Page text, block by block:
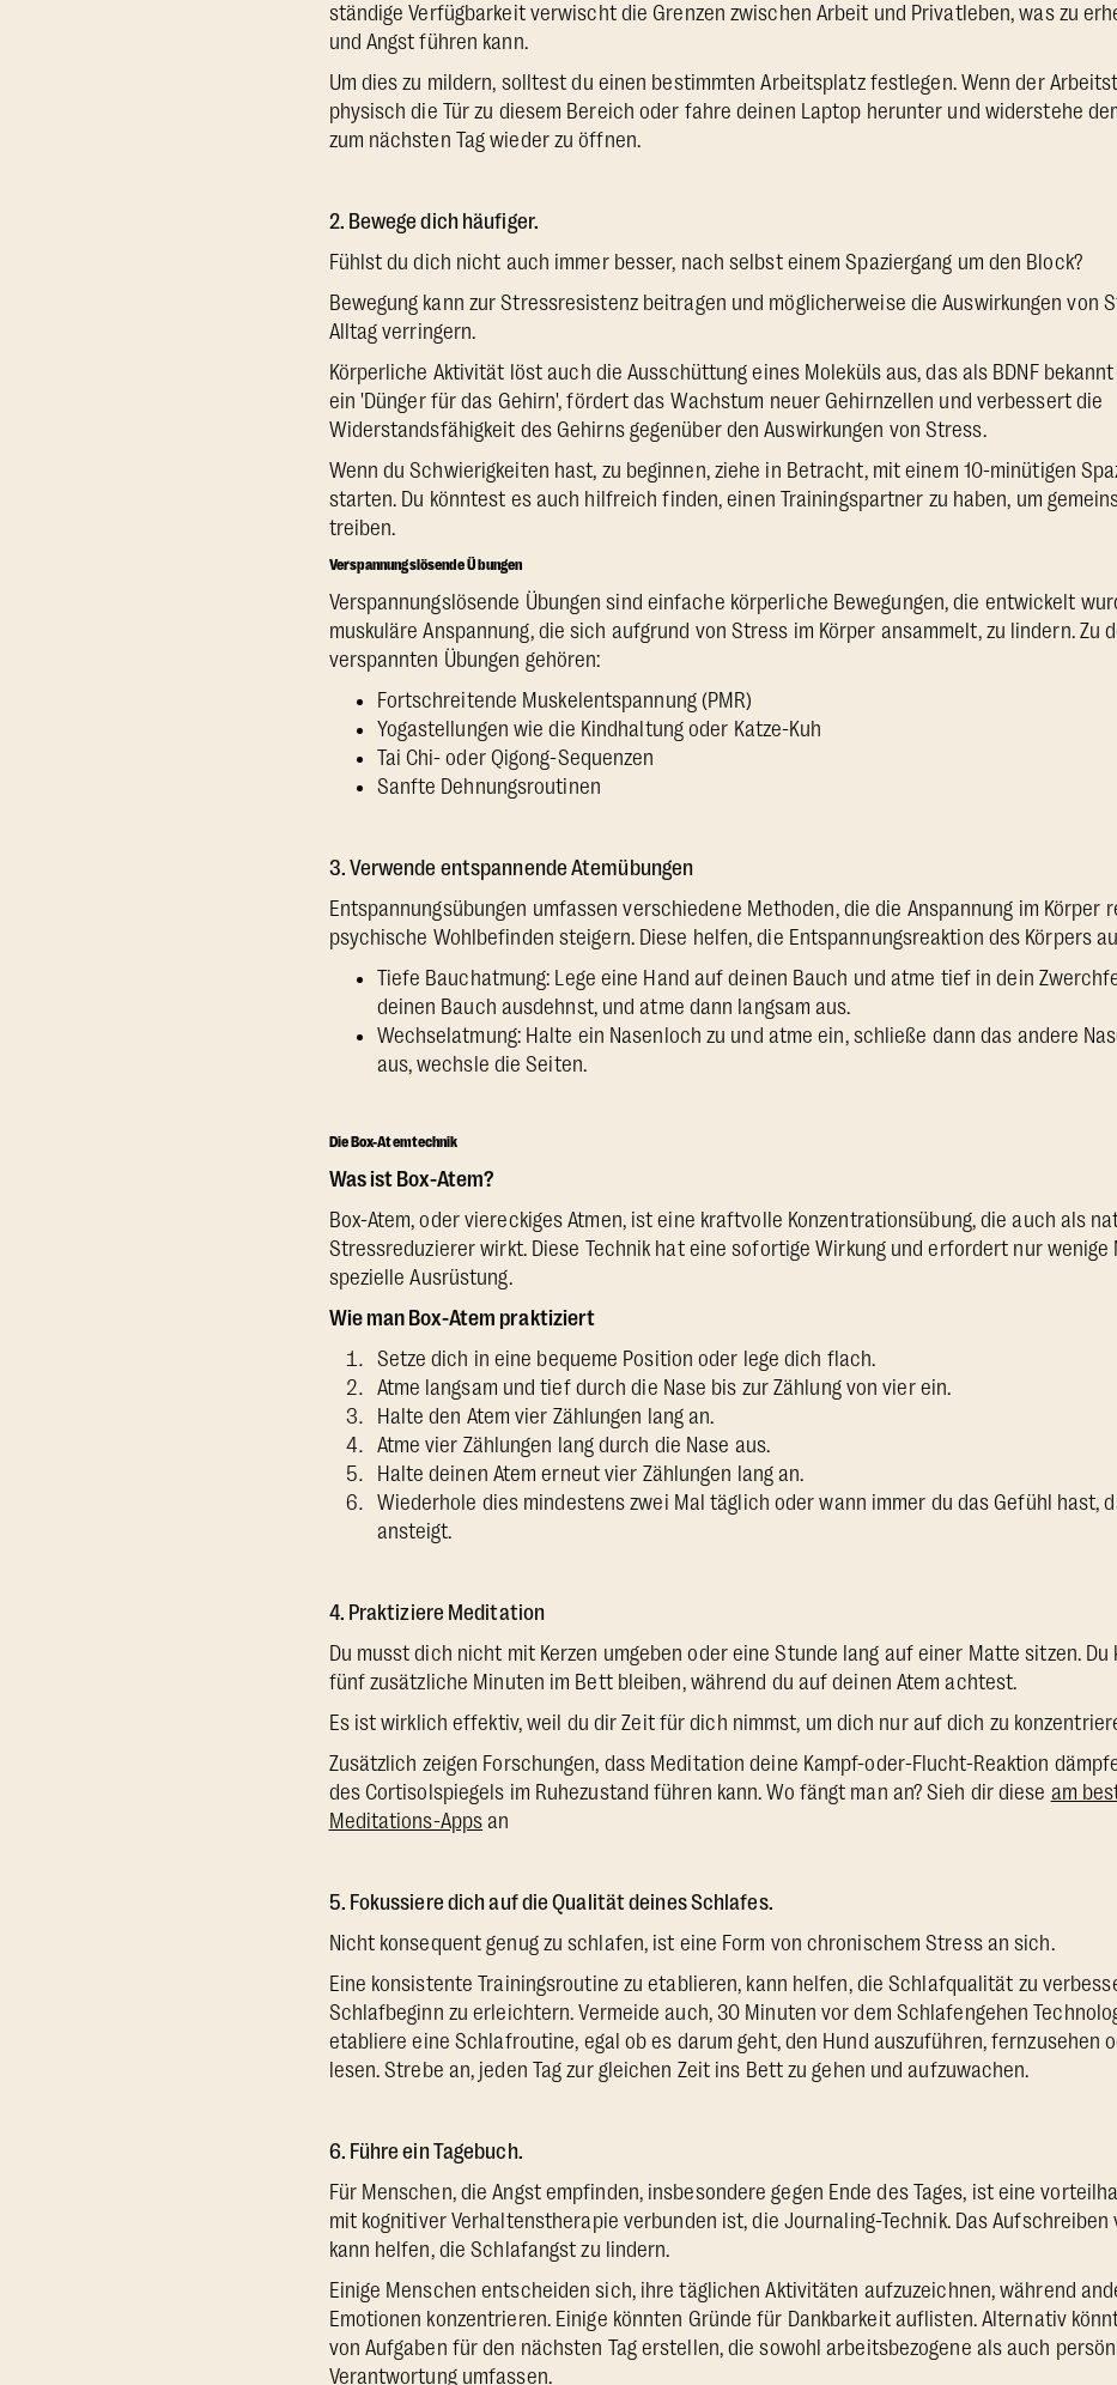
ständige Verfügbarkeit verwischt die Grenzen zwischen Arbeit und Privatleben, was zu
und Angst führen kann.
Um dies zu mildern, solltest du einen bestimmten Arbeitsplatz festlegen. Wenn der
physisch die Tür zu diesem Bereich oder fahre deinen Laptop herunter und widerstehe
zum nächsten Tag wieder zu öffnen.
2. Bewege dich häufiger.
Fühlst du dich nicht auch immer besser, nach selbst einem Spaziergang um den Block?
Bewegung kann zur Stressresistenz beitragen und möglicherweise die Auswirkungen von
Alltag verringern.
Körperliche Aktivität löst auch die Ausschüttung eines Moleküls aus, das als BDNF
ein 'Dünger für das Gehirn', fördert das Wachstum neuer Gehirnzellen und verbessert die
Widerstandsfähigkeit des Gehirns gegenüber den Auswirkungen von Stress.
Wenn du Schwierigkeiten hast, zu beginnen, ziehe in Betracht, mit einem 10-minütigen
starten. Du könntest es auch hilfreich finden, einen Trainingspartner zu haben, um
treiben.
Verspannungslösende Übungen
Verspannungslösende Übungen sind einfache körperliche Bewegungen, die entwickelt
muskuläre Anspannung, die sich aufgrund von Stress im Körper ansammelt, zu lindern. Zu
verspannten Übungen gehören:
Fortschreitende Muskelentspannung (PMR)
Yogastellungen wie die Kindhaltung oder Katze-Kuh
Tai Chi- oder Qigong-Sequenzen
Sanfte Dehnungsroutinen
3. Verwende entspannende Atemübungen
Entspannungsübungen umfassen verschiedene Methoden, die die Anspannung im Körper
psychische Wohlbefinden steigern. Diese helfen, die Entspannungsreaktion des Körpers
Tiefe Bauchatmung: Lege eine Hand auf deinen Bauch und atme tief in dein
deinen Bauch ausdehnst, und atme dann langsam aus.
Wechselatmung: Halte ein Nasenloch zu und atme ein, schließe dann das andere
aus, wechsle die Seiten.
Die Box-Atemtechnik
Was ist Box-Atem?
Box-Atem, oder viereckiges Atmen, ist eine kraftvolle Konzentrationsübung, die auch als
Stressreduzierer wirkt. Diese Technik hat eine sofortige Wirkung und erfordert nur wenige
spezielle Ausrüstung.
Wie man Box-Atem praktiziert
Setze dich in eine bequeme Position oder lege dich flach.
Atme langsam und tief durch die Nase bis zur Zählung von vier ein.
Halte den Atem vier Zählungen lang an.
Atme vier Zählungen lang durch die Nase aus.
Halte deinen Atem erneut vier Zählungen lang an.
Wiederhole dies mindestens zwei Mal täglich oder wann immer du das Gefühl hast,
ansteigt.
4. Praktiziere Meditation
Du musst dich nicht mit Kerzen umgeben oder eine Stunde lang auf einer Matte sitzen.
fünf zusätzliche Minuten im Bett bleiben, während du auf deinen Atem achtest.
Es ist wirklich effektiv, weil du dir Zeit für dich nimmst, um dich nur auf dich zu
Zusätzlich zeigen Forschungen, dass Meditation deine Kampf-oder-Flucht-Reaktion
des Cortisolspiegels im Ruhezustand führen kann. Wo fängt man an? Sieh dir diese am
Meditations-Apps an
5. Fokussiere dich auf die Qualität deines Schlafes.
Nicht konsequent genug zu schlafen, ist eine Form von chronischem Stress an sich.
Eine konsistente Trainingsroutine zu etablieren, kann helfen, die Schlafqualität zu
Schlafbeginn zu erleichtern. Vermeide auch, 30 Minuten vor dem Schlafengehen
etabliere eine Schlafroutine, egal ob es darum geht, den Hund auszuführen, fernzusehen
lesen. Strebe an, jeden Tag zur gleichen Zeit ins Bett zu gehen und aufzuwachen.
6. Führe ein Tagebuch.
Für Menschen, die Angst empfinden, insbesondere gegen Ende des Tages, ist eine
mit kognitiver Verhaltenstherapie verbunden ist, die Journaling-Technik. Das Aufschreiben
kann helfen, die Schlafangst zu lindern.
Einige Menschen entscheiden sich, ihre täglichen Aktivitäten aufzuzeichnen, während
Emotionen konzentrieren. Einige könnten Gründe für Dankbarkeit auflisten. Alternativ
von Aufgaben für den nächsten Tag erstellen, die sowohl arbeitsbezogene als auch
Verantwortung umfassen.